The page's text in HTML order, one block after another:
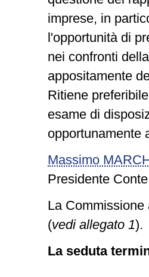
imprese, in
l'opportunità di
nei confronti
appositamente
Ritiene
esame di
opportunamente
Massimo
Presidente
La Commissione
(vedi allegato 1).
La seduta